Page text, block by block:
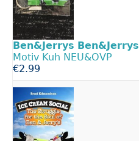
Ben&Jerrys Ben&Jerrys
Motiv Kuh NEU&OVP
€2.99